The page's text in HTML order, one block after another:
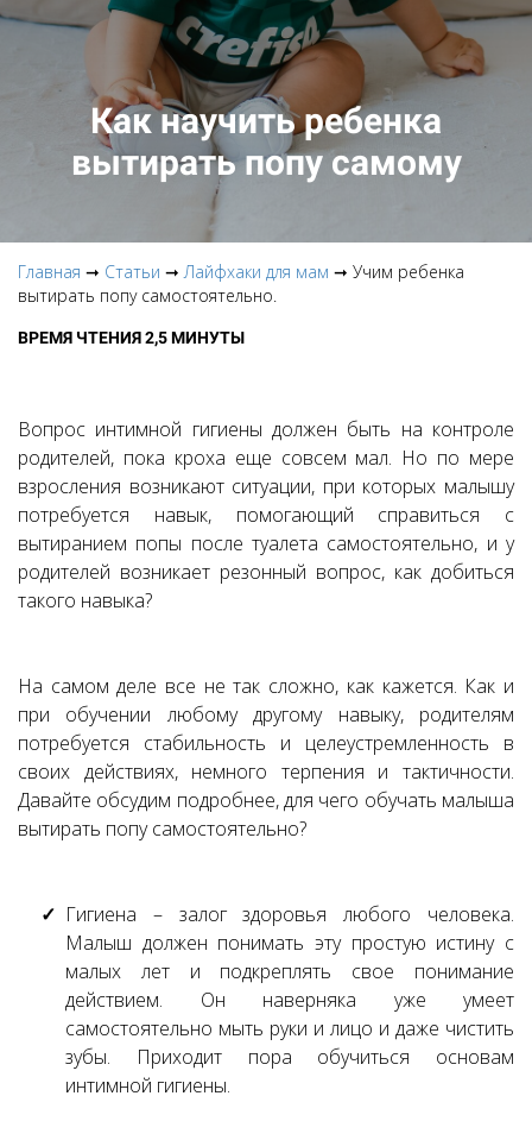
Как научить ребенка
вытирать попу самому
Главная ➞ Статьи ➞Лайфхаки для мам ➞ Учим ребенка
вытирать попу самостоятельно.
ВРЕМЯ ЧТЕНИЯ 2,5 МИНУТЫ
Вопрос интимной гигиены должен быть на контроле
родителей, пока кроха еще совсем мал. Но по мере
взросления возникают ситуации, при которых малышу
потребуется навык, помогающий справиться с
вытиранием попы после туалета самостоятельно, и у
родителей возникает резонный вопрос, как добиться
такого навыка?
На самом деле все не так сложно, как кажется. Как и
при обучении любому другому навыку, родителям
потребуется стабильность и целеустремленность в
своих действиях, немного терпения и тактичности.
Давайте обсудим подробнее, для чего обучать малыша
вытирать попу самостоятельно?
Гигиена – залог здоровья любого человека.
Малыш должен понимать эту простую истину с
малых лет и подкреплять свое понимание
действием. Он наверняка уже умеет
самостоятельно мыть руки и лицо и даже чистить
зубы. Приходит пора обучиться основам
интимной гигиены.